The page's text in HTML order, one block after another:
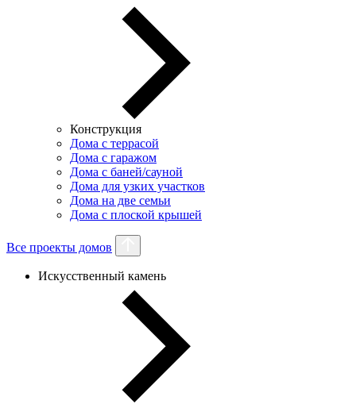
Конструкция
Дома с террасой
Дома с гаражом
Дома с баней/сауной
Дома для узких участков
Дома на две семьи
Дома с плоской крышей
Все проекты домов
Искусственный камень